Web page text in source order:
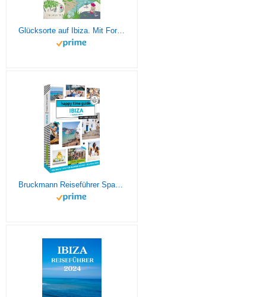
Glücksorte auf Ibiza. Mit Formentera: Fahr hin & werd glücklich